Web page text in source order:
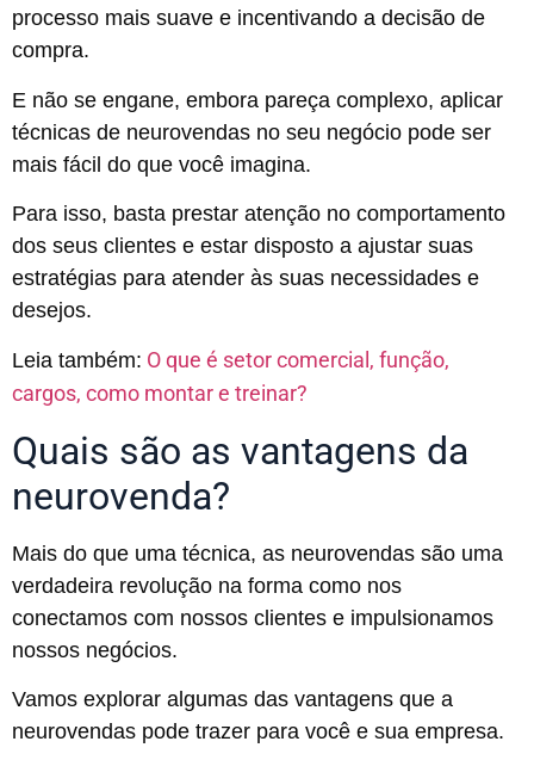
processo mais suave e incentivando a decisão de
compra.
E não se engane, embora pareça complexo, aplicar
técnicas de neurovendas no seu negócio pode ser
mais fácil do que você imagina.
Para isso, basta prestar atenção no comportamento
dos seus clientes e estar disposto a ajustar suas
estratégias para atender às suas necessidades e
desejos.
Leia também: O que é setor comercial, função,
cargos, como montar e treinar?
Quais são as vantagens da
neurovenda?
Mais do que uma técnica, as neurovendas são uma
verdadeira revolução na forma como nos
conectamos com nossos clientes e impulsionamos
nossos negócios.
Vamos explorar algumas das vantagens que a
neurovendas pode trazer para você e sua empresa.